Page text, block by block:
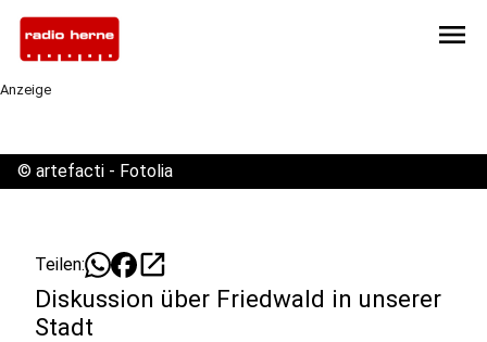
menu
Anzeige
© artefacti - Fotolia
Teilen: open_in_new
Diskussion über Friedwald in unserer
Stadt